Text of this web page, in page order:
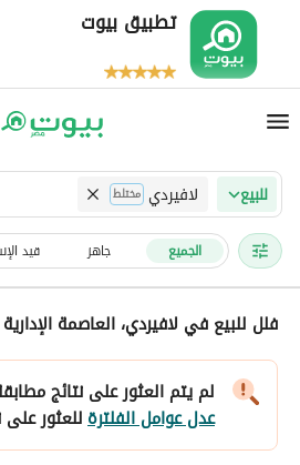
تطبيق بيوت
للبيع لافيردي مختلط
الجميع جاهز قيد
فلل للبيع في لافيردي، العاصمة
لم يتم العثور على نتائج
عدل عوامل الفلترةللعثور على